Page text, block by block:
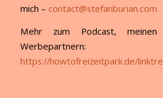
mich – contact@stefanburian.com
Mehr zum Podcast,
Werbepartnern:
https://howtofreizeitpark.de/